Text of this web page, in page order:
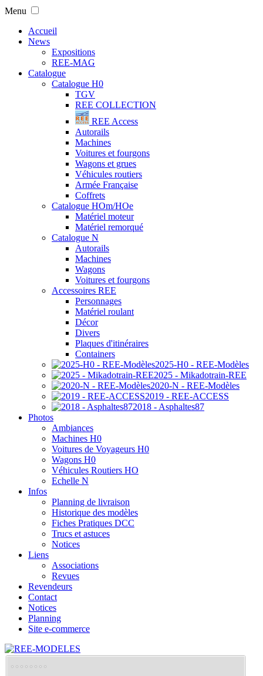
Menu
Accueil
News
Expositions
REE-MAG
Catalogue
Catalogue H0
TGV
REE COLLECTION
REE Access
Autorails
Machines
Voitures et fourgons
Wagons et grues
Véhicules routiers
Armée Française
Coffrets
Catalogue HOm/HOe
Matériel moteur
Matériel remorqué
Catalogue N
Autorails
Machines
Wagons
Voitures et fourgons
Accessoires REE
Personnages
Matériel roulant
Décor
Divers
Plaques d'itinéraires
Containers
2025-H0 - REE-Modèles
2025 - Mikadotrain-REE
2020-N - REE-Modèles
2019 - REE-ACCESS
2018 - Asphaltes87
Photos
Ambiances
Machines H0
Voitures de Voyageurs H0
Wagons H0
Véhicules Routiers HO
Echelle N
Infos
Planning de livraison
Historique des modèles
Fiches Pratiques DCC
Trucs et astuces
Notices
Liens
Associations
Revues
Revendeurs
Contact
Notices
Planning
Site e-commerce